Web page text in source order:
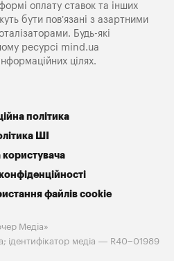
оплату ставок та інших
бути пов’язані з азартними
Будь-які
ресурсі mind.ua
цілях.
політика
ШІ
користувача
файлів cookie
Медiа»
ідентифікатор медіа — R40−01989